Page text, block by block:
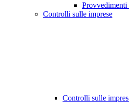
Controlli sulle imprese
Controlli sulle